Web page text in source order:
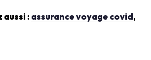
aussi : assurance voyage covid,